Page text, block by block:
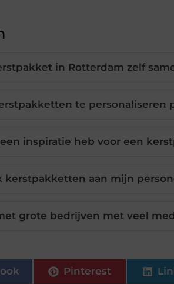
in Rotterdam zelf
te personaliseren
inspiratie heb voor een
kerstpakketten aan mijn
grote bedrijven met veel
Pinterest